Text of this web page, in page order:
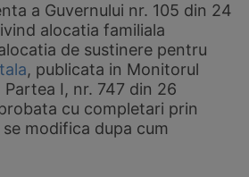
a Guvernului nr. 105 din 24
alocatia familiala
de sustinere pentru
, publicata in Monitorul
Partea I, nr. 747 din 26
cu completari prin
modifica dupa cum